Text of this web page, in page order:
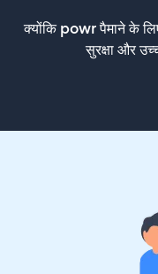
क्योंकि powr पैमाने के
सुरक्षा और